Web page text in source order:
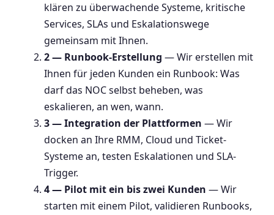
klären zu überwachende Systeme, kritische
Services, SLAs und Eskalationswege
gemeinsam mit Ihnen.
2 — Runbook-Erstellung — Wir erstellen mit
Ihnen für jeden Kunden ein Runbook: Was
darf das NOC selbst beheben, was
eskalieren, an wen, wann.
3 — Integration der Plattformen — Wir
docken an Ihre RMM, Cloud und Ticket-
Systeme an, testen Eskalationen und SLA-
Trigger.
4 — Pilot mit ein bis zwei Kunden — Wir
starten mit einem Pilot, validieren Runbooks,